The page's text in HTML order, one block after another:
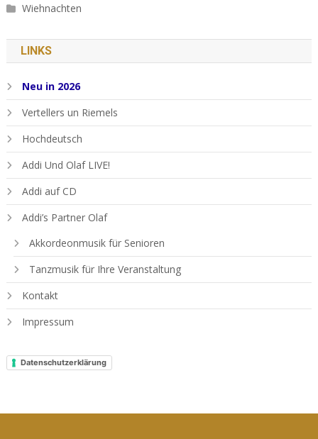
Wiehnachten
LINKS
Neu in 2026
Vertellers un Riemels
Hochdeutsch
Addi Und Olaf LIVE!
Addi auf CD
Addi’s Partner Olaf
Akkordeonmusik für Senioren
Tanzmusik für Ihre Veranstaltung
Kontakt
Impressum
Datenschutzerklärung